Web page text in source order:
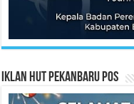
Iklan HUT Pekanbaru Pos